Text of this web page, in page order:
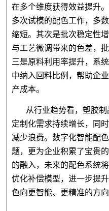
在多个维度获得效益提升
多次试模的配色工作，多
缩短。其次是批次稳定性
与工艺微调带来的色差，
三是原料利用率提升，系
中纳入回料比例，帮助企
产成本。
从行业趋势看，塑胶
定制化需求持续增长，同
减少浪费。数字化智能配
题，更为企业积累了宝贵
的融入，未来的配色系统
优化补偿模型，进一步提
色向更智能、更精准的方向